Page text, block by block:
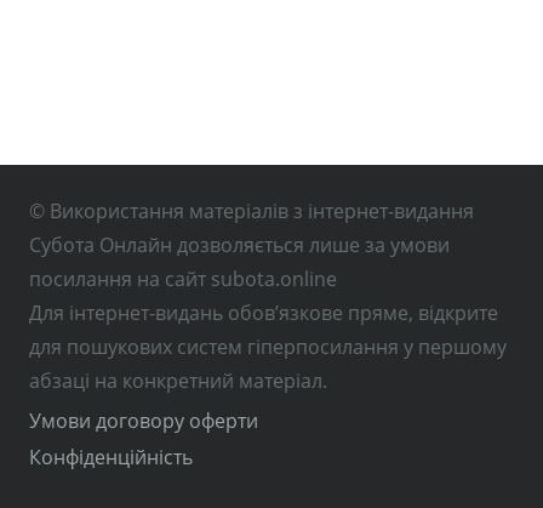
© Використання матеріалів з інтернет-видання
Субота Онлайн дозволяється лише за умови
посилання на сайт subota.online
Для інтернет-видань обов’язкове пряме, відкрите
для пошукових систем гіперпосилання у першому
абзаці на конкретний матеріал.
Умови договору оферти
Конфіденційність